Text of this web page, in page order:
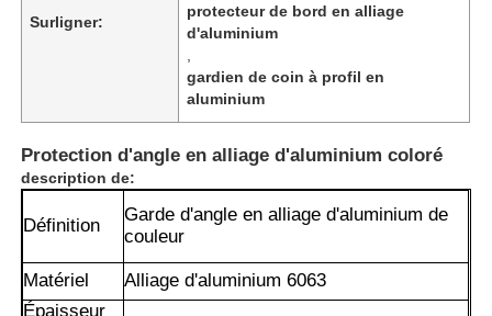
Surligner:
protecteur de bord en alliage
d'aluminium
gardien de coin à profil en
aluminium
Protection d'angle en alliage d'aluminium coloré
description de:
Définition
Garde d'angle en alliage d'aluminium de
couleur
Matériel
Alliage d'aluminium 6063
Épaisseur